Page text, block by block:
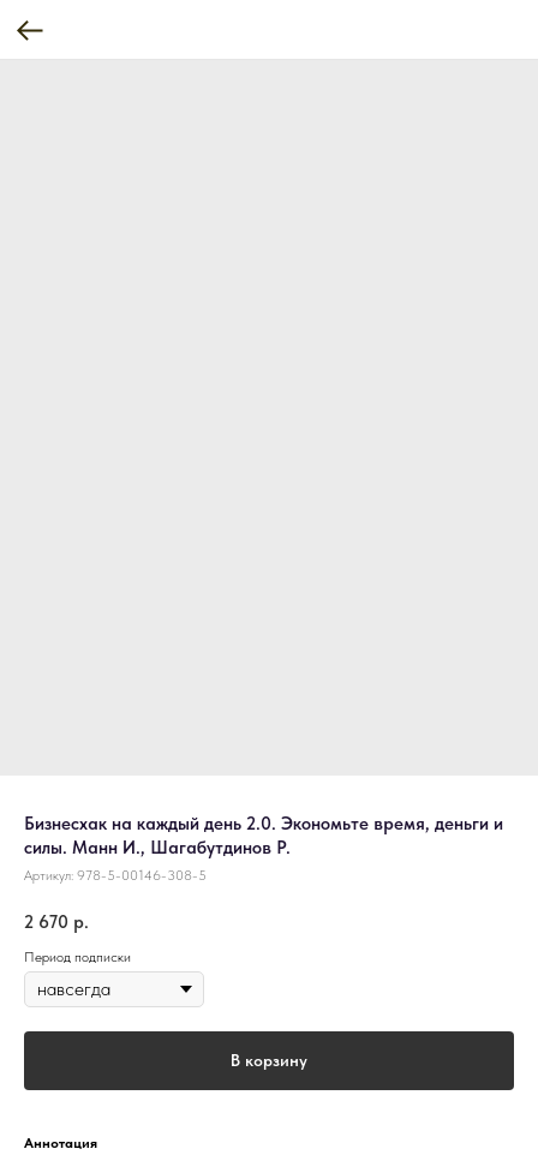
Бизнесхак на каждый день 2.0. Экономьте время, деньги и
силы. Манн И., Шагабутдинов Р.
Артикул: 978-5-00146-308-5
2 670 р.
Период подписки
В корзину
Аннотация